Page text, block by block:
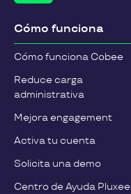
Cómo funciona
Cómo funciona Cobee
Reduce carga
administrativa
Mejora engagement
Activa tu cuenta
Solicita una demo
Centro de Ayuda Pluxee